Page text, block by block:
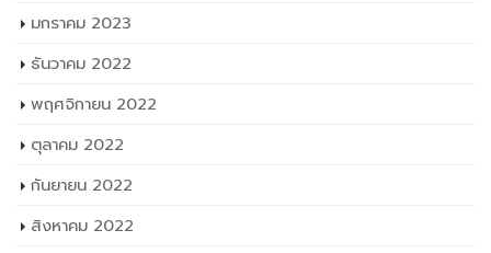
มกราคม 2023
ธันวาคม 2022
พฤศจิกายน 2022
ตุลาคม 2022
กันยายน 2022
สิงหาคม 2022